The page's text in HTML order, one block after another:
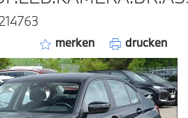
merken drucken